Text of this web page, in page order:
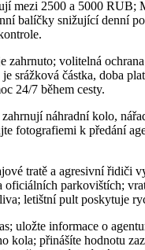
mezi 2500 a 5000 RUB;
balíčky snižující denní
zahrnuto; volitelná
srážková částka, doba
24/7 během cesty.
náhradní kolo,
fotografiemi k předání
tratě a agresivní řidiči
oficiálních parkovištích;
letištní pult poskytuje
uložte informace o
kola; přinášíte hodnotu